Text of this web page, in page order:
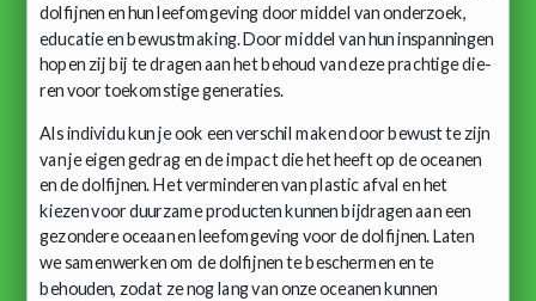
dolfijnen en hun leefomgeving door middel van onderzoek,
educatie en bewustmaking. Door middel van hun inspanningen
hopen zij bij te dragen aan het behoud van deze prachtige die-
ren voor toekomstige generaties.
Als individu kun je ook een verschil maken door bewust te zijn
van je eigen gedrag en de impact die het heeft op de oceanen
en de dolfijnen. Het verminderen van plastic afval en het
kiezen voor duurzame producten kunnen bijdragen aan een
gezondere oceaan en leefomgeving voor de dolfijnen. Laten
we samenwerken om de dolfijnen te beschermen en te
behouden, zodat ze nog lang van onze oceanen kunnen